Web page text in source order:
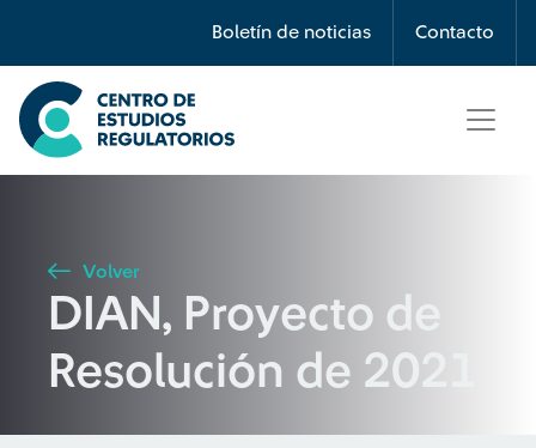
Boletín de noticias Contacto
Búsqueda
Seleccione país
Buscar
Volver
DIAN, Proyecto de
Resolución de 2021